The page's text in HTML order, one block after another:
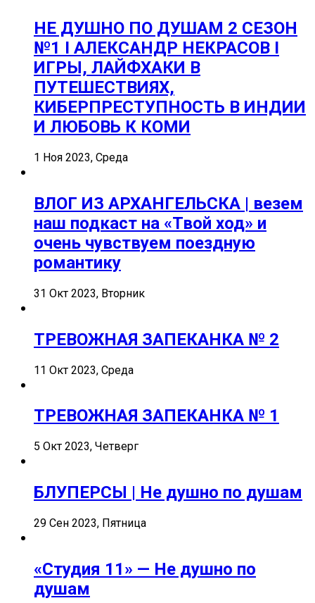
НЕ ДУШНО ПО ДУШАМ 2 СЕЗОН
№1 I АЛЕКСАНДР НЕКРАСОВ I
ИГРЫ, ЛАЙФХАКИ В
ПУТЕШЕСТВИЯХ,
КИБЕРПРЕСТУПНОСТЬ В ИНДИИ
И ЛЮБОВЬ К КОМИ
1 Ноя 2023, Среда
ВЛОГ ИЗ АРХАНГЕЛЬСКА | везем
наш подкаст на «Твой ход» и
очень чувствуем поездную
романтику
31 Окт 2023, Вторник
ТРЕВОЖНАЯ ЗАПЕКАНКА № 2
11 Окт 2023, Среда
ТРЕВОЖНАЯ ЗАПЕКАНКА № 1
5 Окт 2023, Четверг
БЛУПЕРСЫ | Не душно по душам
29 Сен 2023, Пятница
«Студия 11» — Не душно по
душам